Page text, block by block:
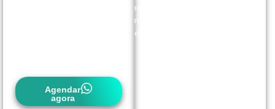
conosco
com
antecedência.
Agendar
agora